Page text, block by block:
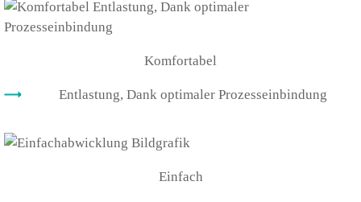
Komfortabel
Entlastung, Dank optimaler Prozesseinbindung
Einfach